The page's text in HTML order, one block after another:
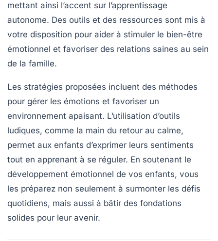
mettant ainsi l’accent sur l’apprentissage
autonome. Des outils et des ressources sont mis à
votre disposition pour aider à stimuler le bien-être
émotionnel et favoriser des relations saines au sein
de la famille.
Les stratégies proposées incluent des méthodes
pour gérer les émotions et favoriser un
environnement apaisant. L’utilisation d’outils
ludiques, comme la main du retour au calme,
permet aux enfants d’exprimer leurs sentiments
tout en apprenant à se réguler. En soutenant le
développement émotionnel de vos enfants, vous
les préparez non seulement à surmonter les défis
quotidiens, mais aussi à bâtir des fondations
solides pour leur avenir.